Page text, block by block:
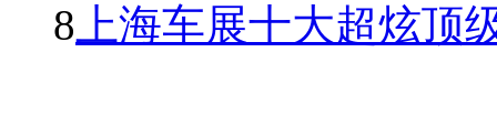
8 上海车展十大超炫顶